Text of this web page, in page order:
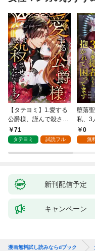
【タテヨミ】1.愛する
公爵様、謹んで殺させ
ていただきます！
71
タテヨミ 試読フル
堕落
私、3
抱か
1話
0
無
新刊配信予定
キャンペーン
漫画無料試し読みならdブック